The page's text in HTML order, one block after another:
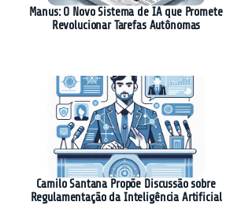
Manus: O Novo Sistema de IA que Promete
Revolucionar Tarefas Autônomas
Camilo Santana Propõe Discussão sobre
Regulamentação da Inteligência Artificial